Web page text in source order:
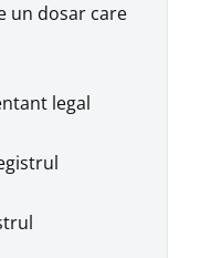
un dosar care
legal